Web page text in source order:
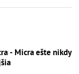
- Micra ešte nikdy